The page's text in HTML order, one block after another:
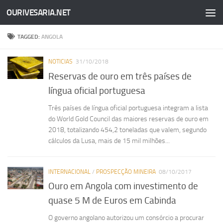
Skip to content
OURIVESARIA.NET
TAGGED:ANGOLA
NOTICIAS 31/10/2018
Reservas de ouro em três países de
língua oficial portuguesa
Três países de língua oficial portuguesa integram a lista
do World Gold Council das maiores reservas de ouro em
2018, totalizando 454,2 toneladas que valem, segundo
cálculos da Lusa, mais de 15 mil milhões...
INTERNACIONAL / PROSPECÇÃO MINEIRA 08/10/2017
Ouro em Angola com investimento de
quase 5 M de Euros em Cabinda
O governo angolano autorizou um consórcio a procurar